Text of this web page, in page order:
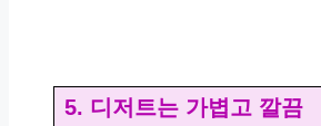
5. 디저트는 가볍고 깔끔